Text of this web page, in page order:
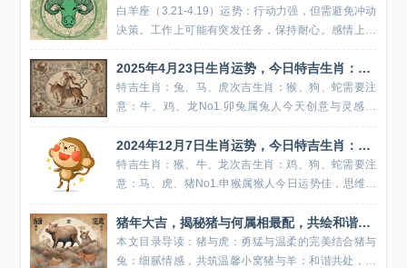
到贵人的帮助...
白羊座（3.21-4.19）运势：行动力强，但需避免冲动
决策。工作上可能有突发任务，保持耐心。感情上主
动沟通能化解误会。幸运色：红色金牛座（4.20-5.2
0）运势：财务方面有小惊喜，适合规划储蓄。职场
中...
2025年4月23日生肖运势，今日特吉生肖：兔、马、虎
特吉生肖：兔、马、虎次吉生肖：猴、狗、蛇需要注
意：牛、鸡、龙No1.卯兔属兔人今天创意与灵感丰
富，能收获众人的认可和赞扬，前景一片大好。适合
聚会谈合作，由于对美的品味很敏锐，再加上自己的
品位不俗，想不出众...
2024年12月7日生肖运势，今日特吉生肖：猴、牛、龙
特吉生肖：猴、牛、龙次吉生肖：鸡、狗、蛇需要注
意：马、虎、猪No1.申猴属猴人今日运势佳，思维敏
捷，数字敏感，财务佳，事业进展顺利，效率高。适
宜家庭出游，幸福环绕，烦恼不顺远离。No2.丑牛属
牛人今日事事...
猪年大吉，揭秘猪与何属相最配，共绘和谐美满图
本文目录导读：猪与虎：勇猛与温柔的完美结合猪与
兔：细腻情感，共筑温馨小窝猪与羊：和谐共处，共